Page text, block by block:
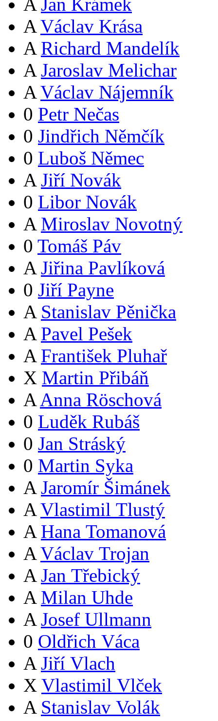
A Václav Krása
A Richard Mandelík
A Jaroslav Melichar
A Václav Nájemník
0 Petr Nečas
0 Jindřich Němčík
0 Luboš Němec
A Jiří Novák
0 Libor Novák
A Miroslav Novotný
0 Tomáš Páv
A Jiřina Pavlíková
0 Jiří Payne
A Stanislav Pěnička
A Pavel Pešek
A František Pluhař
X Martin Přibáň
A Anna Röschová
0 Luděk Rubáš
0 Jan Stráský
0 Martin Syka
A Jaromír Šimánek
A Vlastimil Tlustý
A Hana Tomanová
A Václav Trojan
A Jan Třebický
A Milan Uhde
A Josef Ullmann
0 Oldřich Váca
A Jiří Vlach
X Vlastimil Vlček
A Stanislav Volák